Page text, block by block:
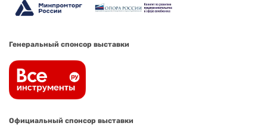
Генеральный спонсор выставки
Официальный спонсор выставки